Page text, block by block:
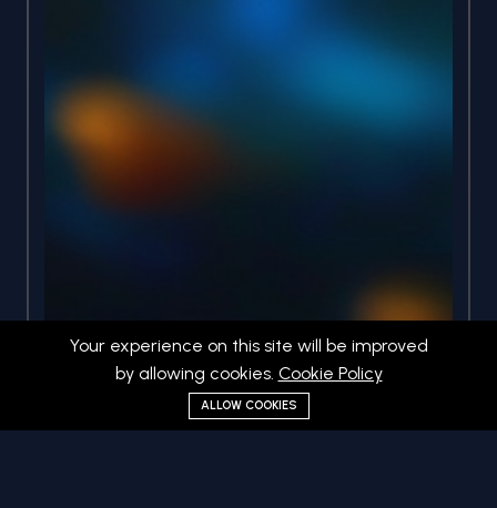
Your experience on this site will be improved
by allowing cookies. Cookie Policy
ALLOW COOKIES